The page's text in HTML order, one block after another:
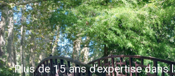
Plus de 15 ans d’expertise dans